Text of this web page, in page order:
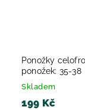
Ponožky
ponožek: 35-38
Skladem
199 Kč